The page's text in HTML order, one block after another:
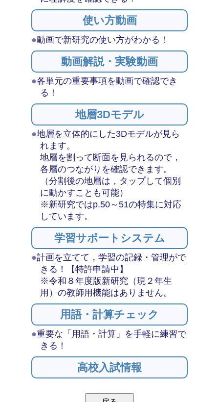
使い方動画
●動画で新研究の使い方がわかる！
動画解説・実験動画
●各単元の重要事項を動画で確認でき
る！
地層3Dモデル
●地層を立体的にした3Dモデルが見ら
れます。
地層を割って断面を見られるので，
各層のつながりを確認できます。
（分割後の地層は，タップして個別
に動かすことも可能）
※新研究ではp.50～51の特集に対応
しています。
学習サポートシステム
●計画を立てて，学習の記録・管理がで
きる！【特許申請中】
※令和８年度版新研究（現２年生
用）の教師用機能はありません。
用語・計算チェック
●重要な「用語・計算」を手軽に練習で
きる！
高校入試情報